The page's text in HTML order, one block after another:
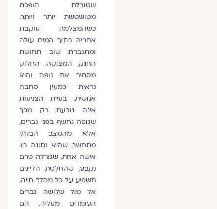
שטובלת הופכת
מטושטשת יותר ויותר.
כשהמצלמה עוקבת
אחריה בתוך המים עולה
ומתגברת שוב תחושת
החנק, המצוקה. החלוק
מסתיר את גופה והיא
נראית כמעין סחבה
אנושית. בעיית הצניעות
אינה נובעת רק מכך
שגופה נחשף בפני גברים,
אלא מהמצב הבלתי
מתחשב שהיא נתונה בו.
אישה אחת, שגורלה טרם
נקבע, שהחלטת הדיינים
תשפיע על כל מהלך חייה,
אל מול שלושה גברים
העומדים מעליה. הם